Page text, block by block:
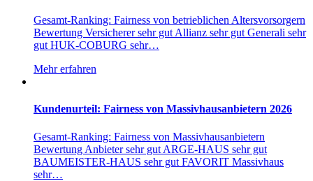
Gesamt-Ranking: Fairness von betrieblichen Altersvorsorgern
Bewertung Versicherer sehr gut Allianz sehr gut Generali sehr
gut HUK-COBURG sehr…
Mehr erfahren
Kundenurteil: Fairness von Massivhausanbietern 2026
Gesamt-Ranking: Fairness von Massivhausanbietern
Bewertung Anbieter sehr gut ARGE-HAUS sehr gut
BAUMEISTER-HAUS sehr gut FAVORIT Massivhaus
sehr…